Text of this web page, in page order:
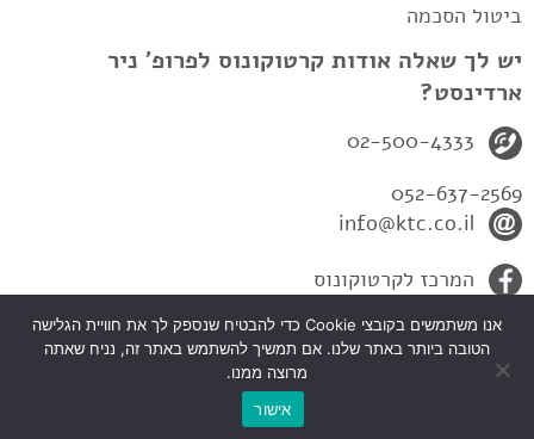
ביטול הסכמה
יש לך שאלה אודות קרטוקונוס לפרופ' ניר
ארדינסט?
02-500-4333
052-637-2569
info@ktc.co.il
המרכז לקרטוקונוס
כל הזכיות שמורות לפרופ' ניר ארדינסט-המרכז לקרטקונוס 2010© |
עיצוב ובניית אתרים
אנו משתמשים בקובצי Cookie כדי להבטיח שנספק לך את חוויית הגלישה
הטובה ביותר באתר שלנו. אם תמשיך להשתמש באתר זה, נניח שאתה
מרוצה ממנו.
אישור